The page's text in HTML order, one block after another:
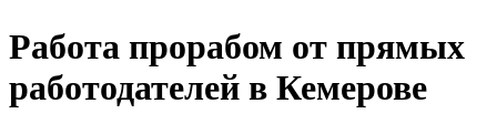
Работа прорабом от прямых
работодателей в Кемерове